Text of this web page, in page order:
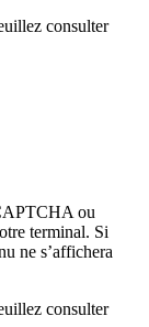
consulter
ou
terminal. Si
ne s’affichera
consulter